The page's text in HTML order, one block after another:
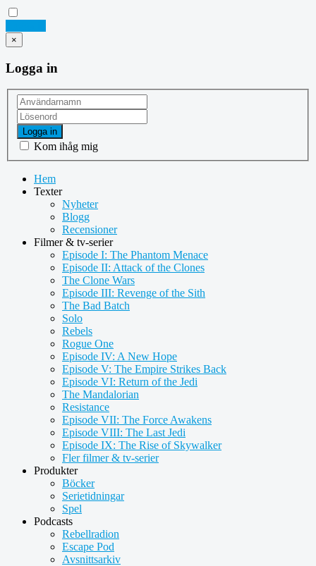
×
Logga in
Logga in
Kom ihåg mig
Hem
Texter
Nyheter
Blogg
Recensioner
Filmer & tv-serier
Episode I: The Phantom Menace
Episode II: Attack of the Clones
The Clone Wars
Episode III: Revenge of the Sith
The Bad Batch
Solo
Rebels
Rogue One
Episode IV: A New Hope
Episode V: The Empire Strikes Back
Episode VI: Return of the Jedi
The Mandalorian
Resistance
Episode VII: The Force Awakens
Episode VIII: The Last Jedi
Episode IX: The Rise of Skywalker
Fler filmer & tv-serier
Produkter
Böcker
Serietidningar
Spel
Podcasts
Rebellradion
Escape Pod
Avsnittsarkiv